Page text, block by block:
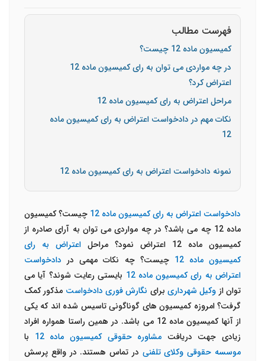
فهرست مطالب
کمیسیون ماده 12 چیست؟
در چه مواردی می توان به رای کمیسیون ماده 12
اعتراض کرد؟
مراحل اعتراض به رای کمیسیون ماده 12
نکات مهم در دادخواست اعتراض به رای کمیسیون ماده
12
نمونه دادخواست اعتراض به رای کمیسیون ماده 12
دادخواست اعتراض به رای کمیسیون ماده 12
چیست؟ کمیسیون
ماده 12 چه می باشد؟ در چه مواردی می توان به آرای صادره از
کمیسیون ماده 12 اعتراض نمود؟ مراحل
اعتراض به رای
کمیسیون ماده 12
چیست؟ چه نکات مهمی در دادخواست
اعتراض به رای کمیسیون ماده 12
بایستی رعایت شوند؟ آیا می
توان از وکیل شهرداریبرای نگارش فوری دادخواست مذکور کمک
گرفت؟ امروزه کمیسیون های گوناگونی تاسیس شده اند که یکی
از آنها کمیسیون ماده 12 می باشد. در همین راستا همواره افراد
زیادی جهت دریافت مشاوره حقوقی کمیسیون ماده 12
با
موسسه حقوقی وکلای تلفنی در تماس هستند. در واقع پرسش